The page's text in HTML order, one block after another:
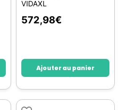
VIDAXL
572,98€
Ajouter au panier